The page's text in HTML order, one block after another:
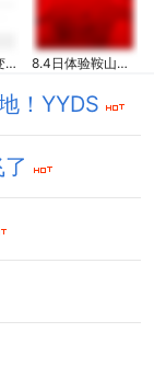
百花舞厅最近变化超级大啊 8.4日体验鞍山三家舞厅真实感受 鞍山舒X舞厅舞讯 砂舞H灯
！YYDS
了